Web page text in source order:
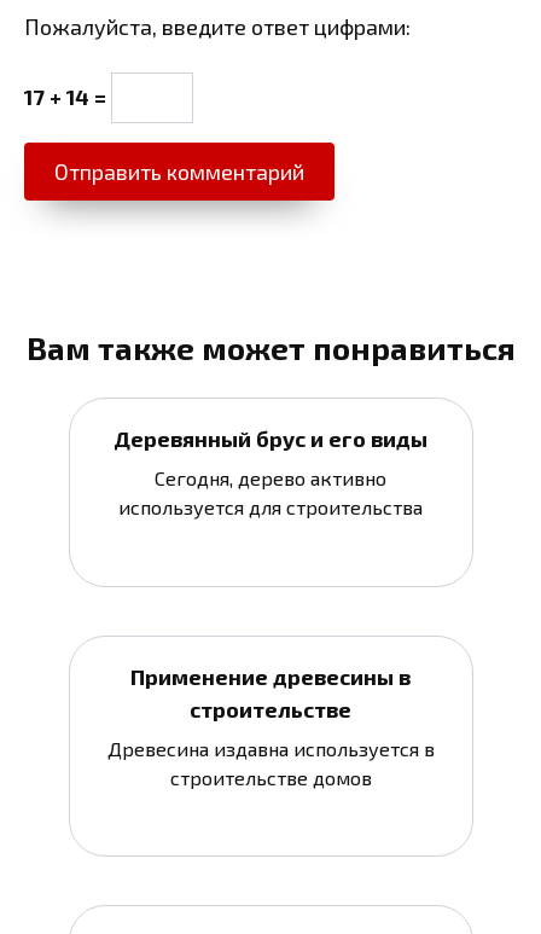
Пожалуйста, введите ответ цифрами:
17 + 14 =
Вам также может понравиться
Деревянный брус и его виды
Сегодня, дерево активно
используется для строительства
Применение древесины в
строительстве
Древесина издавна используется в
строительстве домов